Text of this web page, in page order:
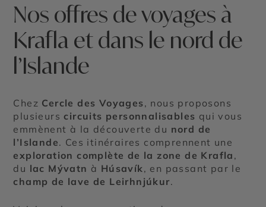
Nos offres de voyages à
Krafla et dans le nord de
l’Islande
Chez Cercle des Voyages, nous proposons
plusieurs circuits personnalisables qui vous
emmènent à la découverte du nord de
l’Islande. Ces itinéraires comprennent une
exploration complète de la zone de Krafla ,
du lac Mývatn à Húsavík , en passant par le
champ de lave de Leirhnjúkur.